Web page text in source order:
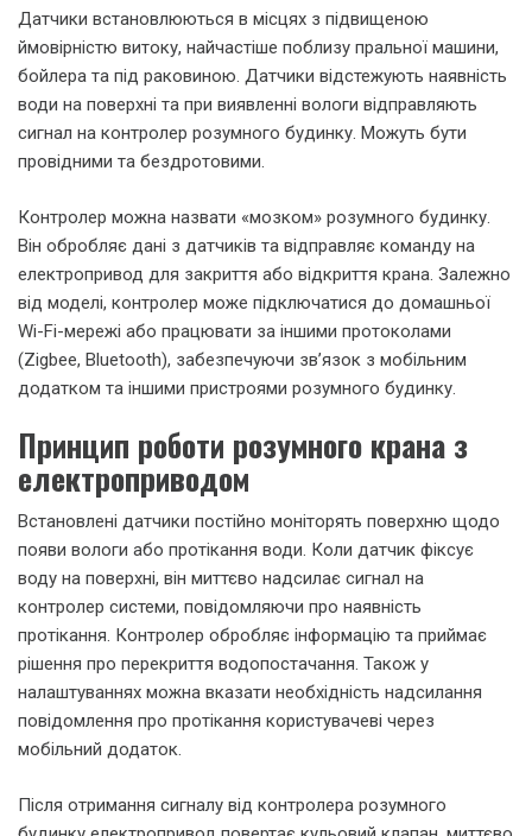
Датчики встановлюються в місцях з підвищеною
ймовірністю витоку, найчастіше поблизу пральної машини,
бойлера та під раковиною. Датчики відстежують наявність
води на поверхні та при виявленні вологи відправляють
сигнал на контролер розумного будинку. Можуть бути
провідними та бездротовими.
Контролер можна назвати «мозком» розумного будинку.
Він обробляє дані з датчиків та відправляє команду на
електропривод для закриття або відкриття крана. Залежно
від моделі, контролер може підключатися до домашньої
Wi-Fi-мережі або працювати за іншими протоколами
(Zigbee, Bluetooth), забезпечуючи зв’язок з мобільним
додатком та іншими пристроями розумного будинку.
Принцип роботи розумного крана з
електроприводом
Встановлені датчики постійно моніторять поверхню щодо
появи вологи або протікання води. Коли датчик фіксує
воду на поверхні, він миттєво надсилає сигнал на
контролер системи, повідомляючи про наявність
протікання. Контролер обробляє інформацію та приймає
рішення про перекриття водопостачання. Також у
налаштуваннях можна вказати необхідність надсилання
повідомлення про протікання користувачеві через
мобільний додаток.
Після отримання сигналу від контролера розумного